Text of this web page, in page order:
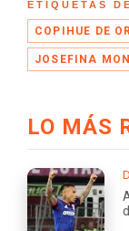
ETIQUETAS
COPIHUE DE
JOSEFINA
LO MÁS